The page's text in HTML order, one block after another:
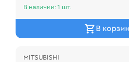
В наличии: 1 шт.
В
MITSUBISHI